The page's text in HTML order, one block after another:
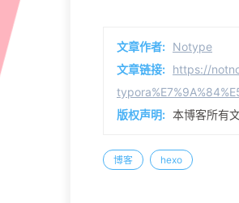
19
20
22
23
25
26
copyright_url:
copyright
_info:
katex:
aplayer:
aside:
文章作者: Notype
文章链接: https://
版权声明: 本博客所有
博客 hexo